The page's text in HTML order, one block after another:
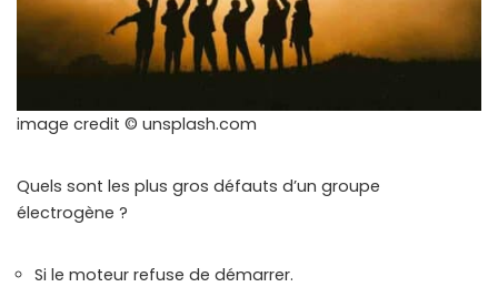
image credit © unsplash.com
Quels sont les plus gros défauts d’un groupe
électrogène ?
Si le moteur refuse de démarrer.